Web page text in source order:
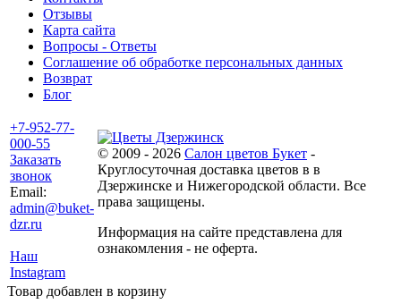
Отзывы
Карта сайта
Вопросы - Ответы
Соглашение об обработке персональных данных
Возврат
Блог
+7-952-77-
000-55
Заказать
звонок
Email:
admin@buket-
dzr.ru
Наш
Instagram
© 2009 - 2026 Салон цветов Букет -
Круглосуточная доставка цветов в в
Дзержинске и Нижегородской области. Все
права защищены.
Информация на сайте представлена для
ознакомления - не оферта.
Товар добавлен в корзину